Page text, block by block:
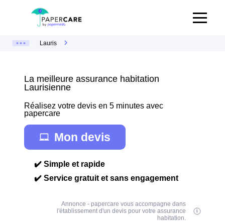
Lauris
La meilleure assurance habitation
Laurisienne
Réalisez votre devis en 5 minutes avec
papercare
Mon devis
✔️ Simple et rapide
✔️ Service gratuit et sans engagement
Annonce - papercare vous accompagne dans
l'établissement d'un devis pour votre assurance
habitation.